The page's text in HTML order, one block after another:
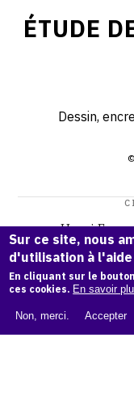
ÉTUDE
Dessin,
Henri
Catalogue
Sur ce site, nous
d'utilisation à
En cliquant sur le
ces cookies. En savoir
Non, merci. Accepter